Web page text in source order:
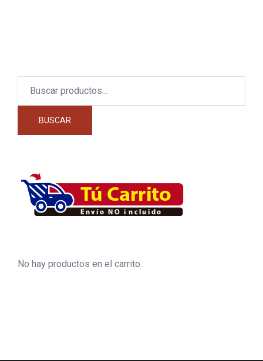
BUSCAR
No hay productos en el carrito.